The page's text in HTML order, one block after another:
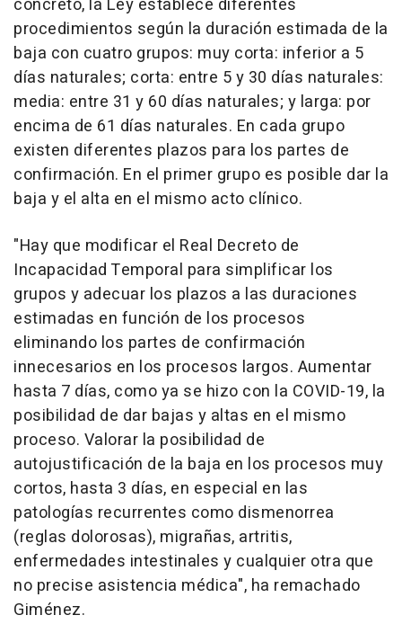
concreto, la Ley establece diferentes
procedimientos según la duración estimada de la
baja con cuatro grupos: muy corta: inferior a 5
días naturales; corta: entre 5 y 30 días naturales:
media: entre 31 y 60 días naturales; y larga: por
encima de 61 días naturales. En cada grupo
existen diferentes plazos para los partes de
confirmación. En el primer grupo es posible dar la
baja y el alta en el mismo acto clínico.
"Hay que modificar el Real Decreto de
Incapacidad Temporal para simplificar los
grupos y adecuar los plazos a las duraciones
estimadas en función de los procesos
eliminando los partes de confirmación
innecesarios en los procesos largos. Aumentar
hasta 7 días, como ya se hizo con la COVID-19, la
posibilidad de dar bajas y altas en el mismo
proceso. Valorar la posibilidad de
autojustificación de la baja en los procesos muy
cortos, hasta 3 días, en especial en las
patologías recurrentes como dismenorrea
(reglas dolorosas), migrañas, artritis,
enfermedades intestinales y cualquier otra que
no precise asistencia médica", ha remachado
Giménez.